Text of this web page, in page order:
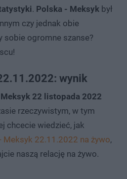
. Polska - Meksyk był
czy jednak obie
sobie ogromne szanse?
wynik
22 listopada 2022
rzeczywistym, w tym
chcecie wiedzieć, jak
Meksyk 22.11.2022 na żywo,
naszą relację na żywo.